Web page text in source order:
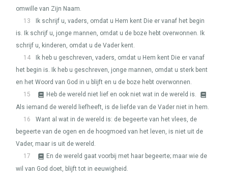
omwille van Zijn Naam.
13
Ik schrijf u, vaders, omdat u Hem kent Die er vanaf het begin
is. Ik schrijf u, jonge mannen, omdat u de boze hebt overwonnen. Ik
schrijf u, kinderen, omdat u de Vader kent.
14
Ik heb u geschreven, vaders, omdat u Hem kent Die er vanaf
het begin is. Ik heb u geschreven, jonge mannen, omdat u sterk bent
en het Woord van God in u blijft en u de boze hebt overwonnen.
15
Heb de wereld niet lief en ook niet wat in de wereld is.
Als iemand de wereld liefheeft, is de liefde van de Vader niet in hem.
16
Want al wat in de wereld is: de begeerte van het vlees, de
begeerte van de ogen en de hoogmoed van het leven, is niet uit de
Vader, maar is uit de wereld.
17
En de wereld gaat voorbij met haar begeerte; maar wie de
wil van God doet, blijft tot in eeuwigheid.